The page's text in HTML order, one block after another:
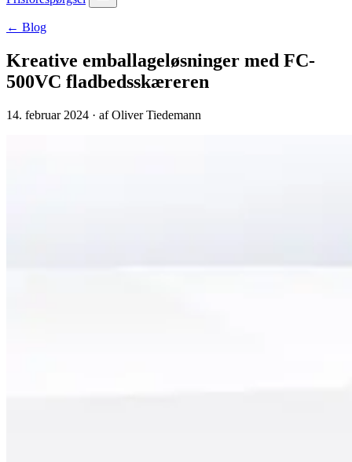
← Blog
Kreative emballageløsninger med FC-
500VC fladbedsskæreren
14. februar 2024 · af Oliver Tiedemann